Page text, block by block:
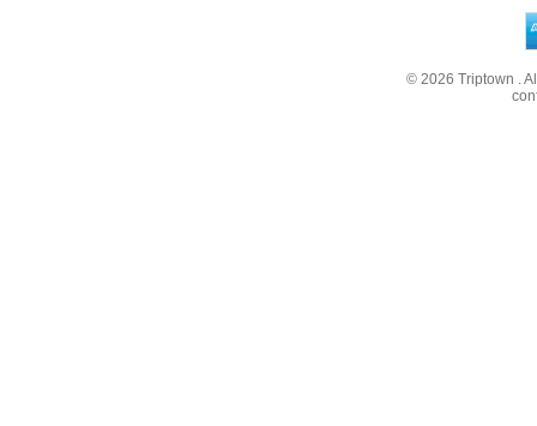
© 2026Triptown .